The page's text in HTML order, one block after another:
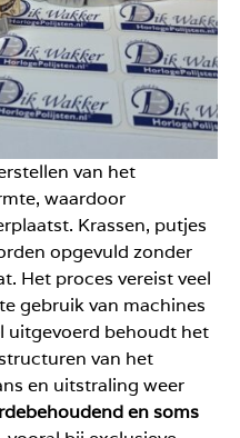
van het
waardoor
Krassen, putjes
opgevuld zonder
Het proces vereist veel
gebruik van machines
uitgevoerd behoudt het
van het
en uitstraling weer
en soms